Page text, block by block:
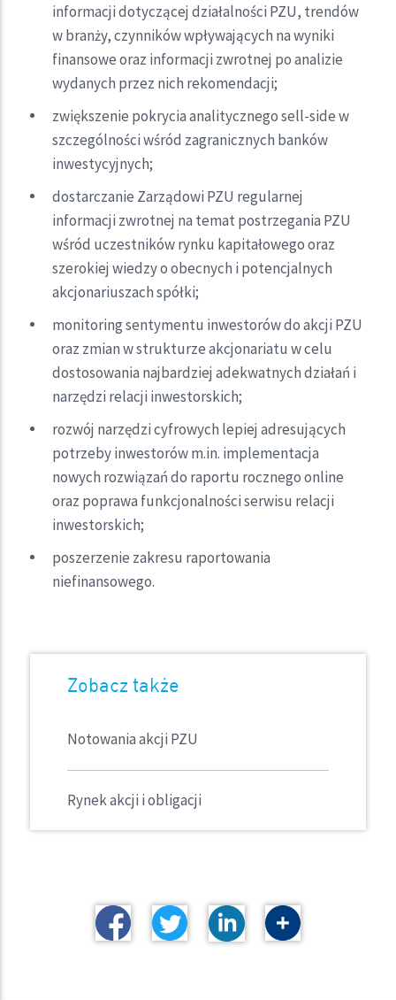
informacji dotyczącej działalności PZU, trendów
w branży, czynników wpływających na wyniki
finansowe oraz informacji zwrotnej po analizie
wydanych przez nich rekomendacji;
zwiększenie pokrycia analitycznego sell-side w
szczególności wśród zagranicznych banków
inwestycyjnych;
dostarczanie Zarządowi PZU regularnej
informacji zwrotnej na temat postrzegania PZU
wśród uczestników rynku kapitałowego oraz
szerokiej wiedzy o obecnych i potencjalnych
akcjonariuszach spółki;
monitoring sentymentu inwestorów do akcji PZU
oraz zmian w strukturze akcjonariatu w celu
dostosowania najbardziej adekwatnych działań i
narzędzi relacji inwestorskich;
rozwój narzędzi cyfrowych lepiej adresujących
potrzeby inwestorów m.in. implementacja
nowych rozwiązań do raportu rocznego online
oraz poprawa funkcjonalności serwisu relacji
inwestorskich;
poszerzenie zakresu raportowania
niefinansowego.
Zobacz także
Notowania akcji PZU
Rynek akcji i obligacji